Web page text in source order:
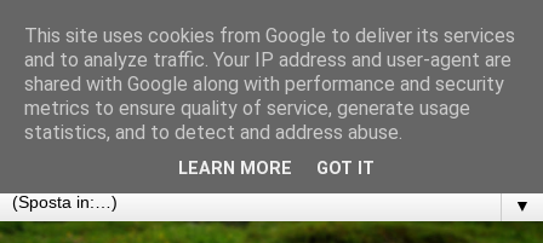
Cantiere Storico Filologico
Convergenze umanistiche in rete. Note, discussioni e
disseminazioni
▼
This site uses cookies from Google to deliver its services
and to analyze traffic. Your IP address and user-agent are
shared with Google along with performance and security
metrics to ensure quality of service, generate usage
statistics, and to detect and address abuse.
LEARN MORE GOT IT